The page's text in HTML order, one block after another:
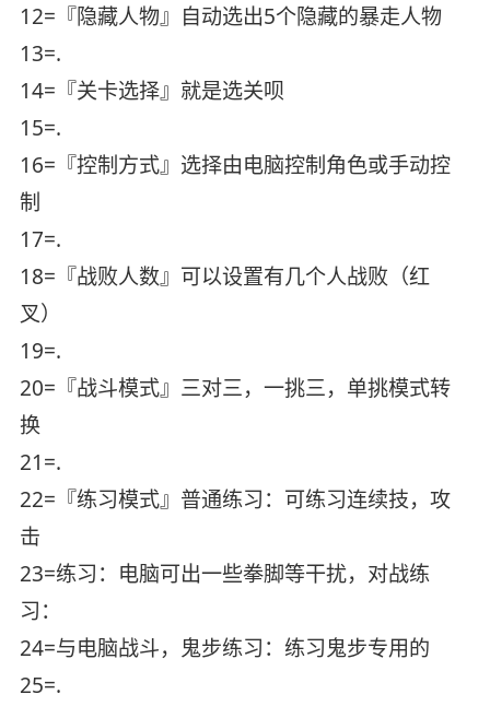
12=『隐藏人物』自动选出5个隐藏的暴走人物
13=.
14=『关卡选择』就是选关呗
15=.
16=『控制方式』选择由电脑控制角色或手动控
制
17=.
18=『战败人数』可以设置有几个人战败（红
叉）
19=.
20=『战斗模式』三对三，一挑三，单挑模式转
换
21=.
22=『练习模式』普通练习：可练习连续技，攻
击
23=练习：电脑可出一些拳脚等干扰，对战练
习：
24=与电脑战斗，鬼步练习：练习鬼步专用的
25=.